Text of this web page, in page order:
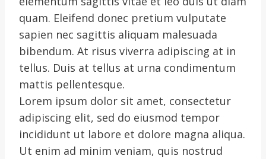
quam. Eleifend donec pretium vulputate
sapien nec sagittis aliquam malesuada
bibendum. At risus viverra adipiscing at in
tellus. Duis at tellus at urna condimentum
mattis pellentesque.
Lorem ipsum dolor sit amet, consectetur
adipiscing elit, sed do eiusmod tempor
incididunt ut labore et dolore magna aliqua.
Ut enim ad minim veniam, quis nostrud